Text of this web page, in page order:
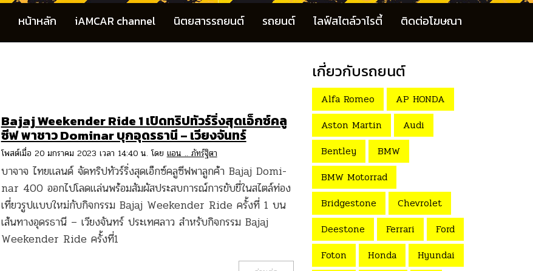
หน้าหลัก iAMCAR channel นิตยสารรถยนต์ รถยนต์ ไลฟ์สไตล์วาไรตี้ ติดต่อโฆษณา
Bajaj Weekender Ride 1 เปิดทริปทัวร์ริ่งสุดเอ็กซ์คลู
ซีฟ พาชาว Dominar บุกอุดรธานี – เวียงจันทร์
โพสต์เมื่อ 20 มกราคม 2023 เวลา 14:40 น. โดย แอน .. ภัทร์ฐิตา
บาจาจ ไทยแลนด์ จัดทริปทัวร์ริ่งสุดเอ็กซ์คลูซีฟพาลูกค้า Bajaj Domi-
nar 400 ออกไปโลดแล่นพร้อมสัมผัสประสบการณ์การขับขี่ในสไตล์ท่อง
เที่ยวรูปแบบใหม่กับกิจกรรม Bajaj Weekender Ride ครั้งที่ 1 บน
เส้นทางอุดรธานี – เวียงจันทร์ ประเทศลาว สำหรับกิจกรรม Bajaj
Weekender Ride ครั้งที่1
เกี่ยวกับรถยนต์
Alfa Romeo
AP HONDA
Aston Martin
Audi
Bentley
BMW
BMW Motorrad
Bridgestone
Chevrolet
Deestone
Ferrari
Ford
Foton
Honda Hyundai